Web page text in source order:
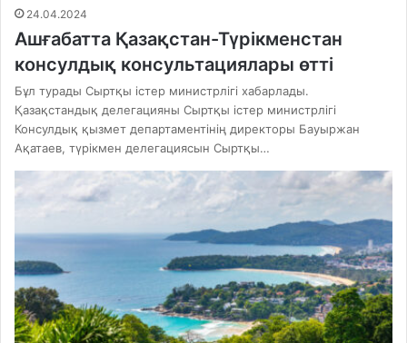
24.04.2024
Ашғабатта Қазақстан-Түрікменстан
консулдық консультациялары өтті
Бұл турады Сыртқы істер министрлігі хабарлады.
Қазақстандық делегацияны Сыртқы істер министрлігі
Консулдық қызмет департаментінің директоры Бауыржан
Ақатаев, түрікмен делегациясын Сыртқы…